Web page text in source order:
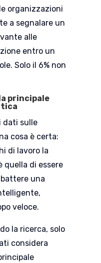
organizzazioni
a segnalare un
alle
entro un
Solo il 6% non
principale
dati sulle
cosa è certa:
di lavoro la
quella di essere
una
veloce.
la ricerca, solo
considera